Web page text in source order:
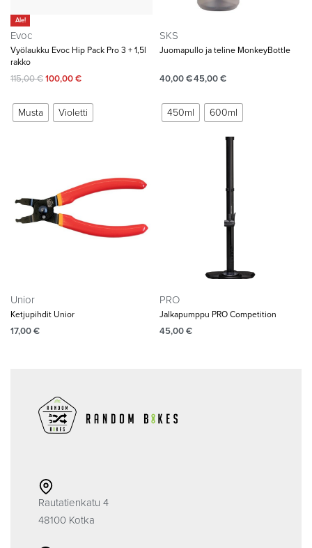
Ale!
Evoc
Vyölaukku Evoc Hip Pack Pro 3 + 1,5l
rakko
115,00€100,00€
Musta Violetti
SKS
Juomapullo ja teline MonkeyBottle
40,00€45,00€
450ml 600ml
Unior
Ketjupihdit Unior
17,00€
PRO
Jalkapumppu PRO Competition
45,00€
Rautatienkatu 4
48100 Kotka